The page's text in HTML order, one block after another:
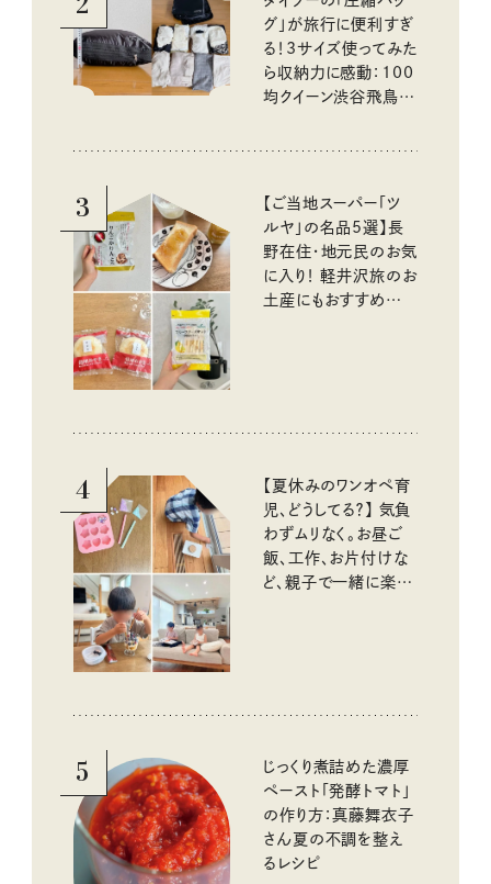
グ」が旅行に便利すぎ
る！3サイズ使ってみた
ら収納力に感動：100
均クイーン渋谷飛鳥の
3
【ご当地スーパー「ツ
ルヤ」の名品5選】長
野在住・地元民のお気
に入り！ 軽井沢旅のお
土産にもおすすめのお
4
【夏休みのワンオペ育
児、どうしてる？】 気負
わずムリなく。お昼ご
飯、工作、お片付けな
ど、親子で一緒に楽し
5
じっくり煮詰めた濃厚
ペースト「発酵トマト」
の作り方：真藤舞衣子
さん夏の不調を整え
るレシピ